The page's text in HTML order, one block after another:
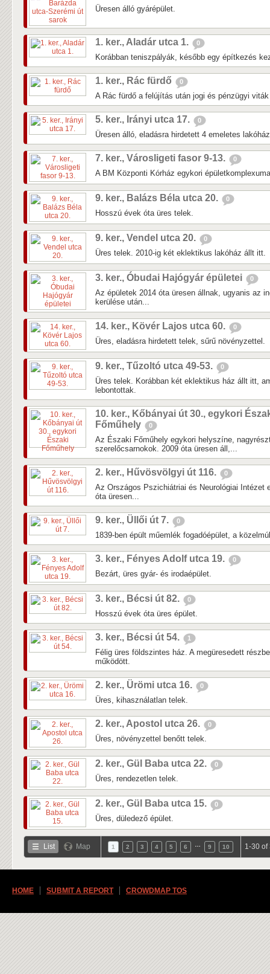
Üresen álló gyárépület.
1. ker., Aladár utca 1. 0
Korábban teniszpályák, később egy építkezés
1. ker., Rác fürdő 0
A Rác fürdő a felújítás után jogi és pénzügyi
5. ker., Irányi utca 17. 0
Üresen álló, eladásra hirdetett 4 emeletes
7. ker., Városligeti fasor 9-13. 0
A BM Központi Kórház egykori
9. ker., Balázs Béla utca 20. 0
Hosszú évek óta üres telek.
9. ker., Vendel utca 20. 0
Üres telek. 2010-ig két eklektikus lakóház állt itt.
3. ker., Óbudai Hajógyár épületei 0
Az épületek 2014 óta üresen állnak, ugyanis az
kerülése után...
14. ker., Kövér Lajos utca 60. 0
Üres, eladásra hirdetett telek, sűrű növényzettel.
9. ker., Tűzoltó utca 49-53. 0
Üres telek. Korábban két eklektikus ház állt itt,
lebontottak.
10. ker., Kőbányai út 30., egykori
Főműhely
0
Az Északi Főműhely egykori helyszíne,
szerelőcsarnokok. 2009 óta üresen áll,...
2. ker., Hűvösvölgyi út 116. 0
Az Országos Pszichiátriai és Neurológiai Intézet
óta üresen...
9. ker., Üllői út 7. 0
1839-ben épült műemlék fogadóépület, a
3. ker., Fényes Adolf utca 19. 0
Bezárt, üres gyár- és irodaépület.
3. ker., Bécsi út 82. 0
Hosszú évek óta üres épület.
3. ker., Bécsi út 54. 1
Félig üres földszintes ház. A megüresedett
működött.
2. ker., Ürömi utca 16. 0
Üres, kihasználatlan telek.
2. ker., Apostol utca 26. 0
Üres, növényzettel benőtt telek.
2. ker., Gül Baba utca 22. 0
Üres, rendezetlen telek.
2. ker., Gül Baba utca 15. 0
Üres, düledező épület.
List Map 1 2 3 4 5 6 9 10 1-30 of
HOME SUBMIT A REPORT CROWDMAP TOS